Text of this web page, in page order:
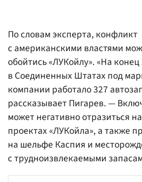
По словам эксперта, конфликт
с американскими властями
обойтись «ЛУКойлу». «На конец
в Соединенных Штатах под
компании работало 327
рассказывает Пигарев. —
может негативно отразиться
проектах «ЛУКойла», а также
на шельфе Каспия и
с трудноизвлекаемыми